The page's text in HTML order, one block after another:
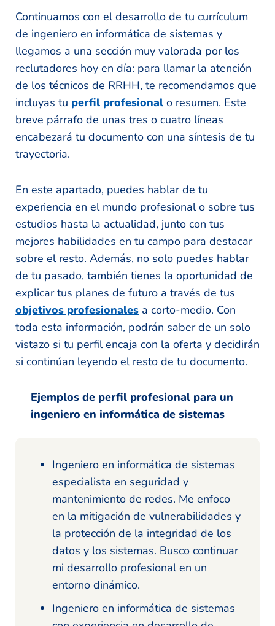
Continuamos con el desarrollo de tu currículum
de ingeniero en informática de sistemas y
llegamos a una sección muy valorada por los
reclutadores hoy en día: para llamar la atención
de los técnicos de RRHH, te recomendamos que
incluyas tu perfil profesional o resumen. Este
breve párrafo de unas tres o cuatro líneas
encabezará tu documento con una síntesis de tu
trayectoria.
En este apartado, puedes hablar de tu
experiencia en el mundo profesional o sobre tus
estudios hasta la actualidad, junto con tus
mejores habilidades en tu campo para destacar
sobre el resto. Además, no solo puedes hablar
de tu pasado, también tienes la oportunidad de
explicar tus planes de futuro a través de tus
objetivos profesionales a corto-medio. Con
toda esta información, podrán saber de un solo
vistazo si tu perfil encaja con la oferta y decidirán
si continúan leyendo el resto de tu documento.
Ejemplos de perfil profesional para un
ingeniero en informática de sistemas
Ingeniero en informática de sistemas
especialista en seguridad y
mantenimiento de redes. Me enfoco
en la mitigación de vulnerabilidades y
la protección de la integridad de los
datos y los sistemas. Busco continuar
mi desarrollo profesional en un
entorno dinámico.
Ingeniero en informática de sistemas